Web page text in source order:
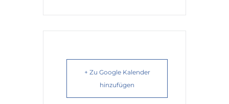
+ Zu Google Kalender
hinzufügen